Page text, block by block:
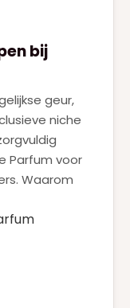
bij
geur,
niche
Parfum voor
Waarom